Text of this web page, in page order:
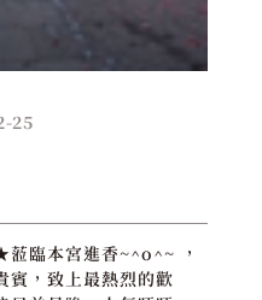
25
臨本宮進香~^o^~ ，
賓，致上最熱烈的歡